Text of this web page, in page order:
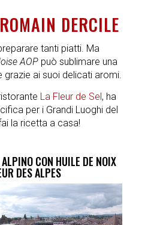
DERCILE
tanti piatti. Ma
AOPpuò sublimare una
grazie ai suoi delicati aromi.
La Fleur de Sel, ha
per i Grandi Luoghi del
la ricetta a casa!
CON HUILE DE NOIX
DES ALPES